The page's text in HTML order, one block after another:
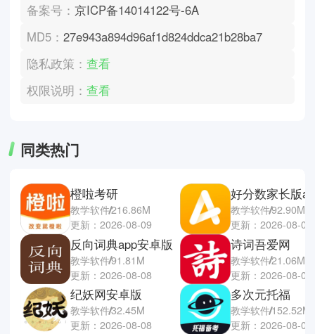
备案号： 京ICP备14014122号-6A
MD5：27e943a894d96af1d824ddca21b28ba7
隐私政策：查看
权限说明：查看
同类热门
橙啦考研
教学软件216.86M
更新：2026-08-09
反向词典app安卓版
教学软件91.81M
更新：2026-08-08
纪妖网安卓版
教学软件32.45M
更新：2026-08-08
好分数家长版
教学软件92.90M
更新：2026-08-08
诗词吾爱网
教学软件21.06M
更新：2026-08-08
多次元托福
教学软件152.52M
更新：2026-08-07